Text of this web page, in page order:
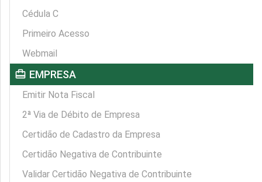
Cédula C
Primeiro Acesso
Webmail
card_travel EMPRESA
Emitir Nota Fiscal
2ª Via de Débito de Empresa
Certidão de Cadastro da Empresa
Certidão Negativa de Contribuinte
Validar Certidão Negativa de Contribuinte